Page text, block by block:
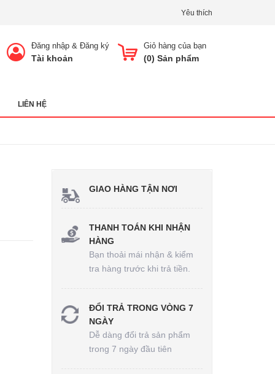
Yêu thích
Giỏ hàng của bạn
(0) Sản phẩm
Đăng nhập & Đăng ký
Tài khoản
LIÊN HỆ
GIAO HÀNG TẬN NƠI
THANH TOÁN KHI NHẬN
HÀNG
Bạn thoải mái nhận & kiểm
tra hàng trước khi trả tiền.
ĐỔI TRẢ TRONG VÒNG 7
NGÀY
Dễ dàng đổi trả sản phẩm
trong 7 ngày đầu tiên